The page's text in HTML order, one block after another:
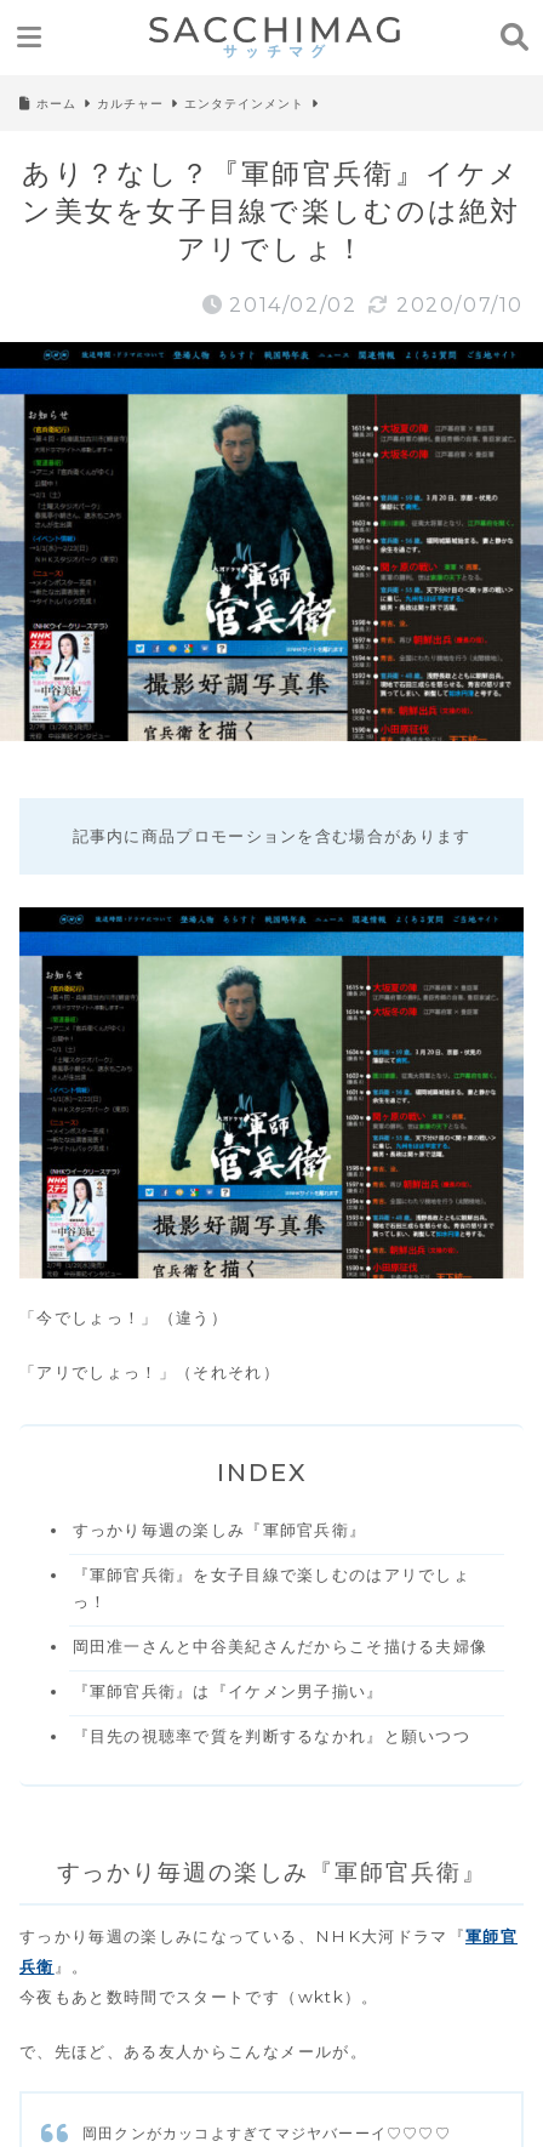
ホーム カルチャー エンタテインメント
あり？なし？『軍師官兵衛』イケメ
ン美女を女子目線で楽しむのは絶対
アリでしょ！
2014/02/02 2020/07/10
記事内に商品プロモーションを含む場合があります
「今でしょっ！」（違う）
「アリでしょっ！」（それそれ）
INDEX
すっかり毎週の楽しみ『軍師官兵衛』
『軍師官兵衛』を女子目線で楽しむのはアリでしょ
っ！
岡田准一さんと中谷美紀さんだからこそ描ける夫婦像
『軍師官兵衛』は『イケメン男子揃い』
『目先の視聴率で質を判断するなかれ』と願いつつ
すっかり毎週の楽しみ『軍師官兵衛』
すっかり毎週の楽しみになっている、NHK大河ドラマ『軍師官
兵衛 』。
今夜もあと数時間でスタートです（wktk）。
で、先ほど、ある友人からこんなメールが。
岡田クンがカッコよすぎてマジヤバーーイ♡♡♡♡